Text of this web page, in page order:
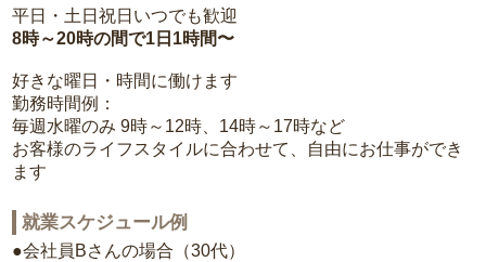
平日・土日祝日いつでも歓迎
8時～20時の間で1日1時間〜
好きな曜日・時間に働けます
勤務時間例：
毎週水曜のみ 9時～12時、14時～17時など
お客様のライフスタイルに合わせて、自由にお仕事ができ
ます
就業スケジュール例
●会社員Bさんの場合（30代）